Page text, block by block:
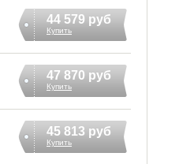
44 579 руб
Купить
47 870 руб
Купить
45 813 руб
Купить